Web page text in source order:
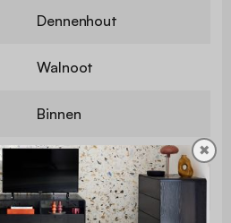
Dennenhout
Walnoot
Binnen
2 jaar
✖